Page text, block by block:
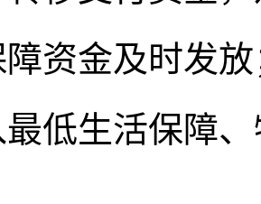
资金及时发
最低生活保障